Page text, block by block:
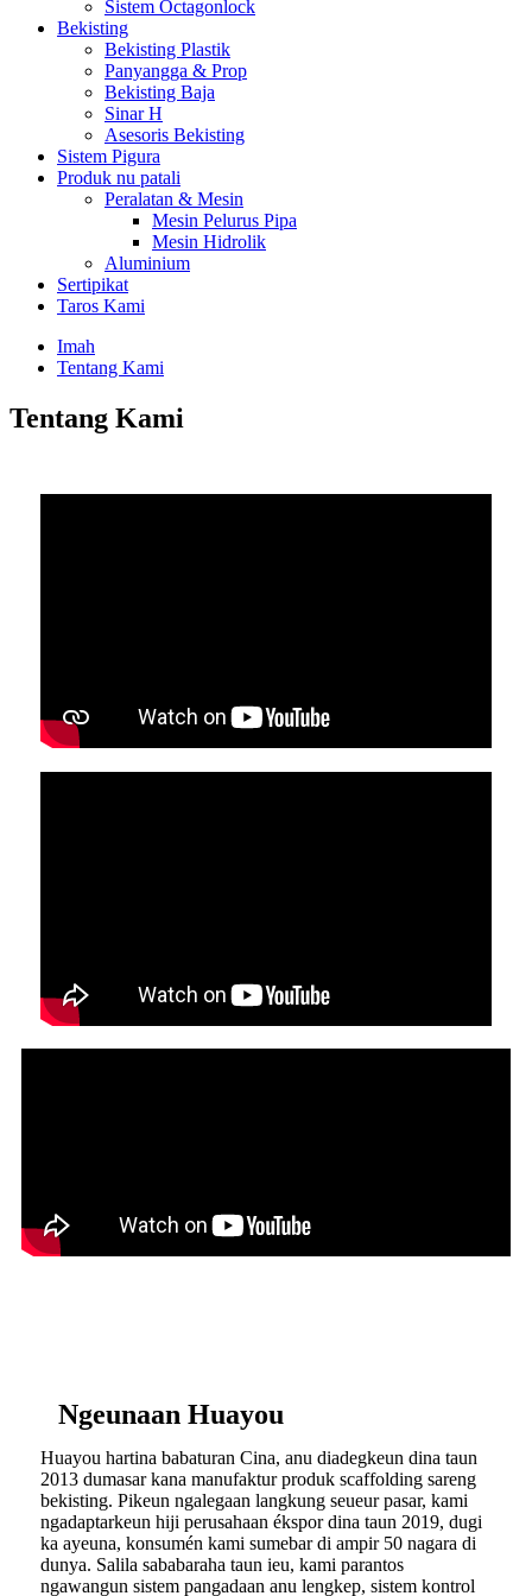
Sistem Octagonlock
Bekisting
Bekisting Plastik
Panyangga & Prop
Bekisting Baja
Sinar H
Asesoris Bekisting
Sistem Pigura
Produk nu patali
Peralatan & Mesin
Mesin Pelurus Pipa
Mesin Hidrolik
Aluminium
Sertipikat
Taros Kami
Imah
Tentang Kami
Tentang Kami
Ngeunaan Huayou
Huayou hartina babaturan Cina, anu diadegkeun dina taun
2013 dumasar kana manufaktur produk scaffolding sareng
bekisting. Pikeun ngalegaan langkung seueur pasar, kami
ngadaptarkeun hiji perusahaan ékspor dina taun 2019, dugi
ka ayeuna, konsumén kami sumebar di ampir 50 nagara di
dunya. Salila sababaraha taun ieu, kami parantos
ngawangun sistem pangadaan anu lengkep, sistem kontrol